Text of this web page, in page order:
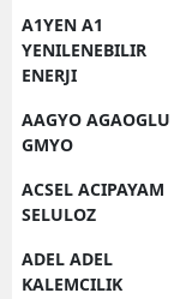
A1YEN A1
YENILENEBILIR
ENERJI
AAGYO AGAOGLU
GMYO
ACSEL ACIPAYAM
SELULOZ
ADEL ADEL
KALEMCILIK